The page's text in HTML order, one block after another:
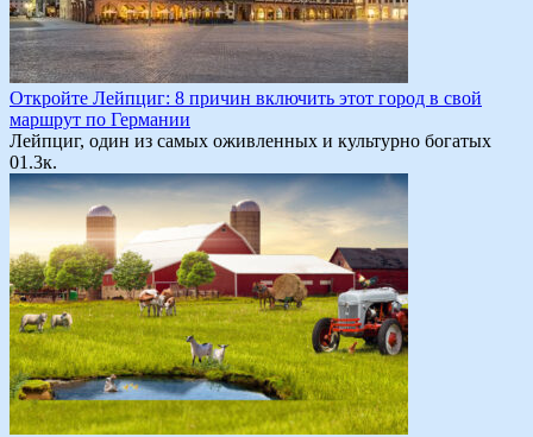
Откройте Лейпциг: 8 причин включить этот город в свой
маршрут по Германии
Лейпциг, один из самых оживленных и культурно богатых
01.3к.